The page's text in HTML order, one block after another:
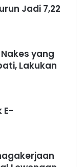
Jadi 7,22
yang
Lakukan
E-